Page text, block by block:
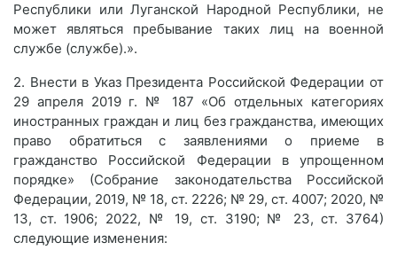
Республики или Луганской Народной Республики, не
может являться пребывание таких лиц на военной
службе (службе).».
2. Внести в Указ Президента Российской Федерации от
29 апреля 2019 г. № 187 «Об отдельных категориях
иностранных граждан и лиц без гражданства, имеющих
право обратиться с заявлениями о приеме в
гражданство Российской Федерации в упрощенном
порядке» (Собрание законодательства Российской
Федерации, 2019, № 18, ст. 2226; № 29, ст. 4007; 2020, №
13, ст. 1906; 2022, № 19, ст. 3190; № 23, ст. 3764)
следующие изменения: